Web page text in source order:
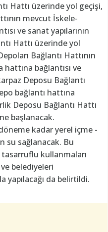
Hattı üzerinde yol geçişi,
mevcut İskele-
ve sanat yapılarının
Hattı üzerinde yol
Bağlantı Hattının
bağlantısı ve
Deposu Bağlantı
bağlantı hattına
Deposu Bağlantı Hattı
başlanacak.
kadar yerel içme -
su sağlanacak. Bu
kullanmaları
belediyeleri
yapılacağı da belirtildi.